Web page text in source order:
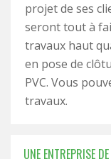
projet de ses
seront tout à
travaux haut
en pose de
PVC. Vous
travaux.
UNE ENTREPRISE